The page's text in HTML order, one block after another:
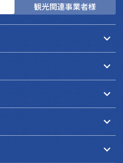
観光関連事業者様
keyboard_arrow_down
keyboard_arrow_down
keyboard_arrow_down
keyboard_arrow_down
keyboard_arrow_down